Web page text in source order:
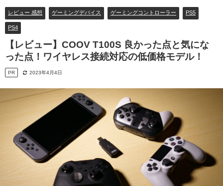
レビュー 感想 ゲーミングデバイス ゲーミングコントローラー PS5
PS4
【レビュー】COOV T100S 良かった点と気にな
った点！ワイヤレス接続対応の低価格モデル！
PR 2023年4月4日